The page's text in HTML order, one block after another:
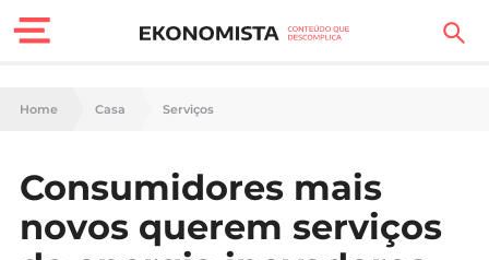
Finanças Pessoais
Carreira
Home Casa Serviços
Consumidores mais
novos querem serviços